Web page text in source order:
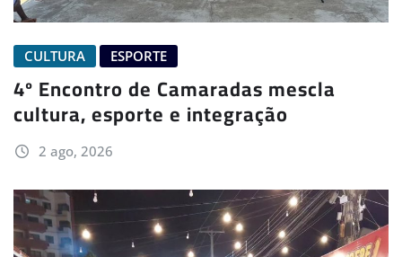
CULTURA ESPORTE
4º Encontro de Camaradas mescla
cultura, esporte e integração
2 ago, 2026